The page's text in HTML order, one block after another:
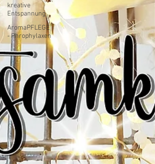
kreative
Entspannung
AromaPFLEGE
- Phrophylaxen